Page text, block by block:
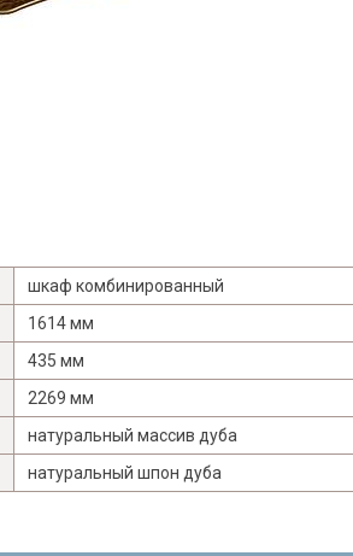
Я ознакомлен сПолитикойв отношении
обработки персональных данных и
согласен на их обработку.
шкаф комбинированный
1614 мм
435 мм
2269 мм
натуральный массив дуба
натуральный шпон дуба